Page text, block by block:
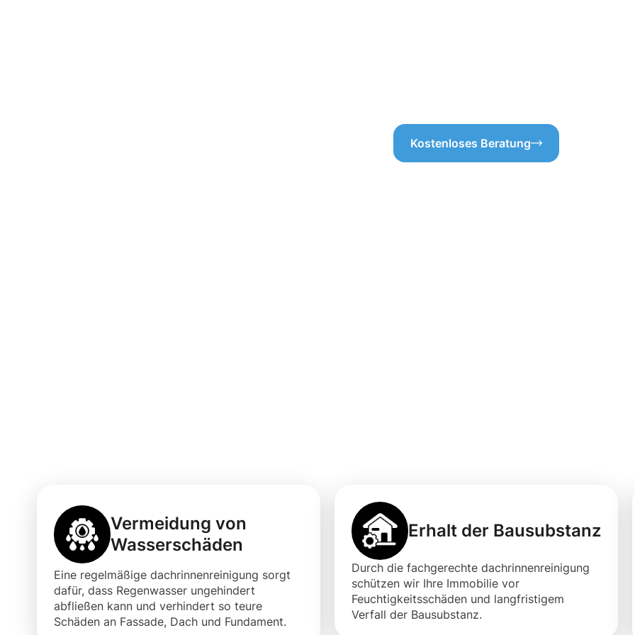
Kostenloses Beratung
Vermeidung von
Wasserschäden
Eine regelmäßige dachrinnenreinigung sorgt
dafür, dass Regenwasser ungehindert
abfließen kann und verhindert so teure
Schäden an Fassade, Dach und Fundament.
Erhalt der Bausubstanz
Durch die fachgerechte dachrinnenreinigung
schützen wir Ihre Immobilie vor
Feuchtigkeitsschäden und langfristigem
Verfall der Bausubstanz.